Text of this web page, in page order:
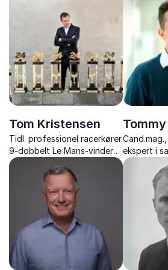
dyrelivets ekstreme
tilpasninger kan kaste lys
over menneskets
sygdomme.
personer
Tom Kristensen
Tidl. professionel racerkører.
9-dobbelt Le Mans-vinder
og inspirerende
foredragsholder om
teamwork, vilje og
motorsportens
livslærdomme.
ekspert i
relationer,
om